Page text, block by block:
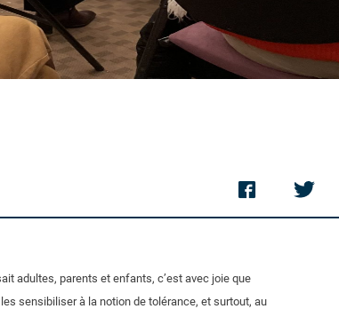
adultes, parents et enfants, c’est avec joie que
sensibiliser à la notion de tolérance, et surtout, au